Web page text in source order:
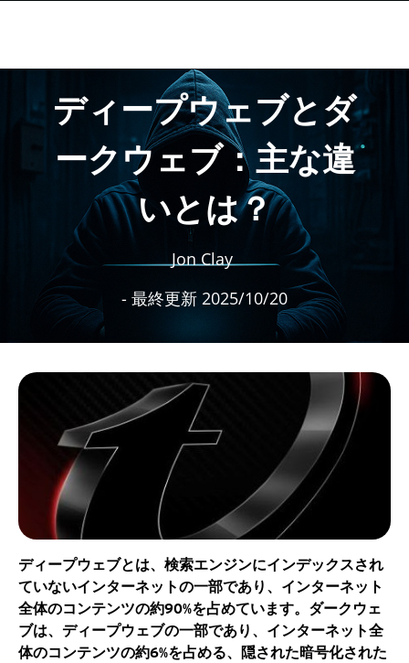
ディープウェブとダ
ークウェブ：主な違
いとは？
Jon Clay
- 最終更新 2025/10/20
ディープウェブとは、検索エンジンにインデックスされ
ていないインターネットの一部であり、インターネット
全体のコンテンツの約90%を占めています。ダークウェ
ブは、ディープウェブの一部であり、インターネット全
体のコンテンツの約6%を占める、隠された暗号化された